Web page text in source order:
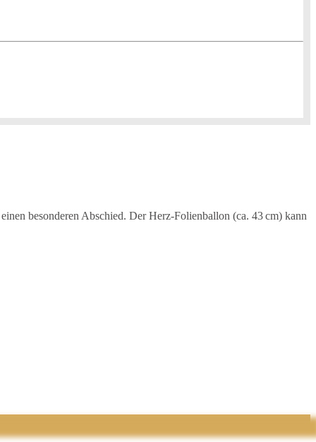
besonderen Abschied. Der Herz-Folienballon (ca. 43 cm) kann